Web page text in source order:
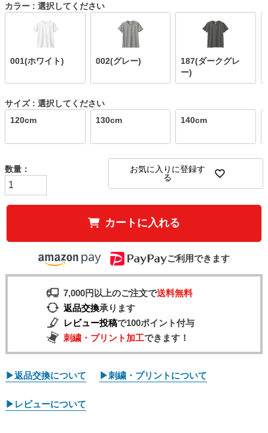
カラー 選択してください
001(ホワイト) 002(グレー)
187(ダークグレ
ー)
サイズ
選択してください
120cm
130cm 140cm
お気に入りに登録す
る
カートに入れる
ご利用できます
7,000円以上のご注文で送料無料
返品交換承ります
レビュー投稿で100ポイント付与
刺繍・プリント加工できます！
▶返品交換について ▶刺繍・プリントについて
▶レビューについて